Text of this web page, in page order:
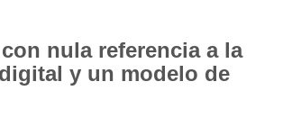
nula referencia a la
y un modelo de